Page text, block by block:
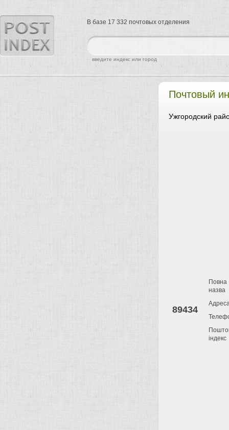
Почтовый
Ужгородский
89434
Повна
назва
індекс
найти
введите индекс или город
В базе 17 332 почтовых отделения